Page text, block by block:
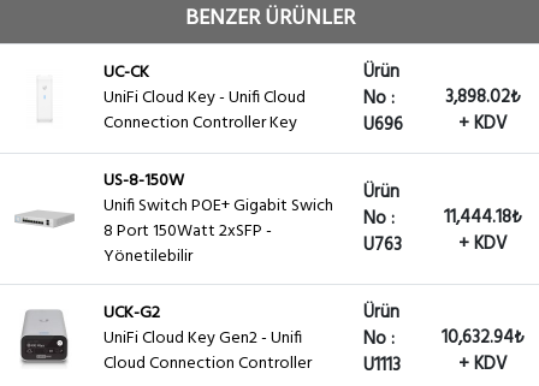
BENZER ÜRÜNLER
UC-CK
UniFi Cloud Key - Unifi Cloud
Connection Controller Key
Ürün
No :
U696
3,898.02₺
+ KDV
US-8-150W
Unifi Switch POE+ Gigabit Swich
8 Port 150Watt 2xSFP -
Yönetilebilir
Ürün
No :
U763
11,444.18₺
+ KDV
UCK-G2
UniFi Cloud Key Gen2 - Unifi
Cloud Connection Controller
Ürün
No :
U1113
10,632.94₺
+ KDV